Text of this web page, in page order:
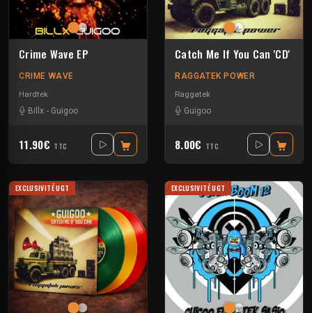
Crime Wave EP
CRIME WAVE
Hardtek
Billx - Guigoo
11.90€ TTC
Catch Me If You Can 'CD'
RAGGATEK POWER
Raggatek
Guigoo
8.00€ TTC
EXCLUSIVITÉ UGT EXCLUSIVITÉ UGT